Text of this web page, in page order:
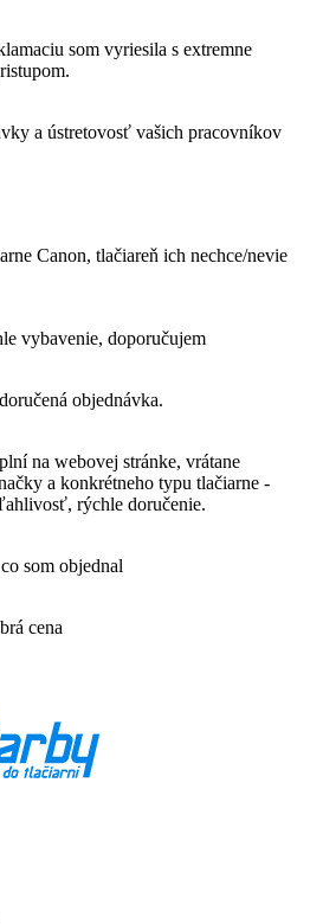
som vyriesila s extremne
a ústretovosť vašich pracovníkov
Canon, tlačiareň ich nechce/nevie
vybavenie, doporučujem
objednávka.
na webovej stránke, vrátane
a konkrétneho typu tlačiarne -
rýchle doručenie.
som objednal
cena